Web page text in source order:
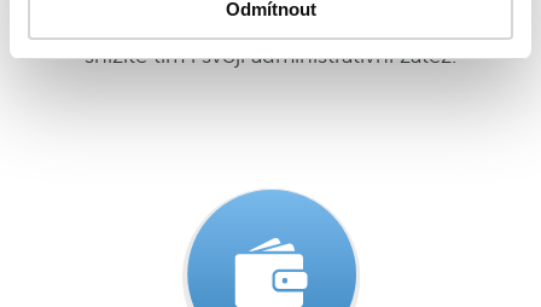
Odmítnout
zprávy. Nejenom, že zjednodušíte celý proces, ale
snížíte tím i svoji administrativní zátěž.